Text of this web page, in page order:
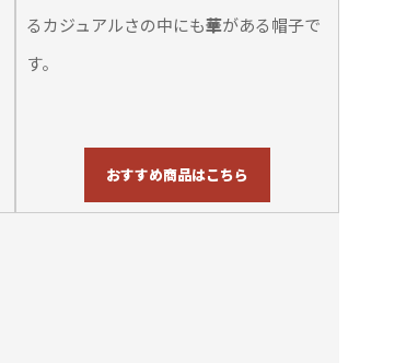
るカジュアルさの中にも華がある帽子で
す。
おすすめ商品はこちら